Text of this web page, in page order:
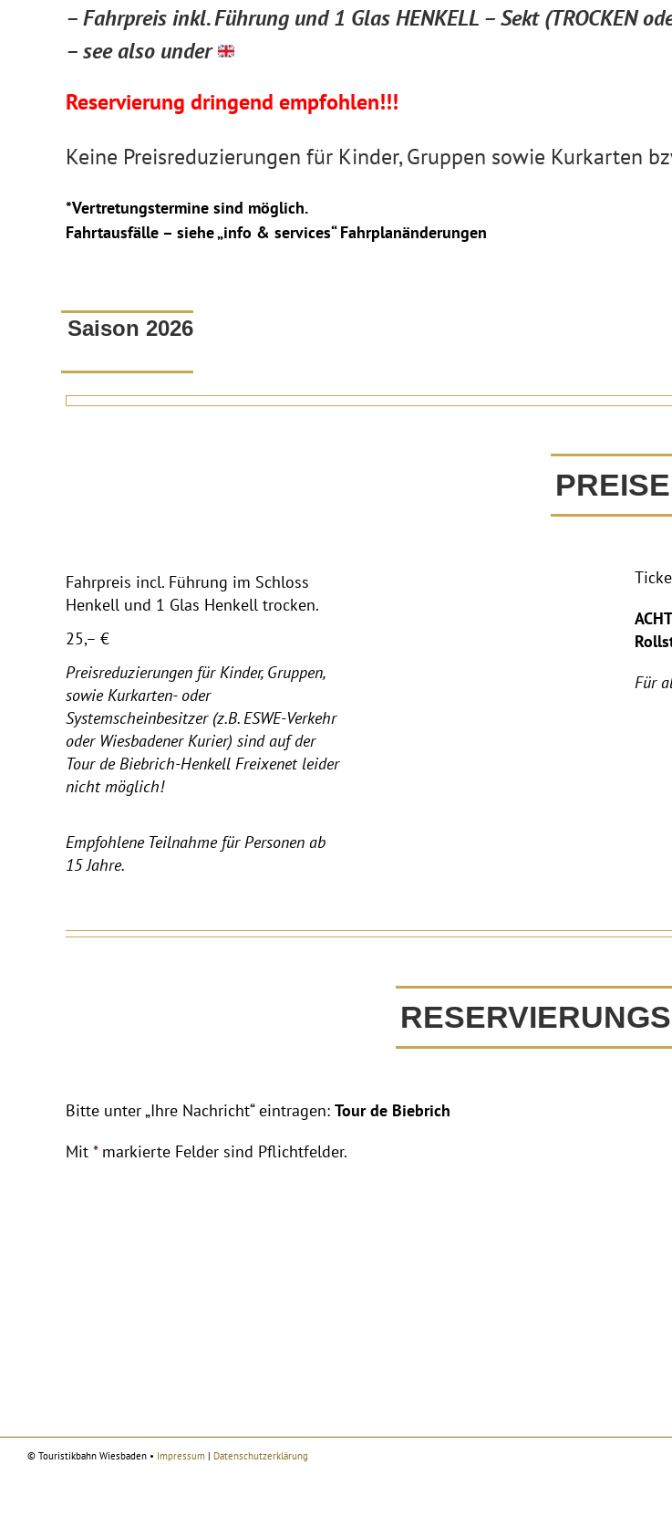
– Fahrpreis inkl. Führung und 1 Glas HENKELL – Sekt (TROCKEN
– see also under
Reservierung dringend empfohlen!!!
Keine Preisreduzierungen für Kinder, Gruppen sowie Kurkarten
*Vertretungstermine sind möglich.
Fahrtausfälle – siehe „info & services“ Fahrplanänderungen
Saison 2026
PREISE
Fahrpreis incl. Führung im Schloss
Henkell und 1 Glas Henkell trocken.
25,– €
Preisreduzierungen für Kinder, Gruppen,
sowie Kurkarten- oder
Systemscheinbesitzer (z.B. ESWE-Verkehr
oder Wiesbadener Kurier) sind auf der
Tour de Biebrich-Henkell Freixenet leider
nicht möglich!
Empfohlene Teilnahme für Personen ab
15 Jahre.
Für
Bitte unter „Ihre Nachricht“ eintragen: Tour de Biebrich
Mit *markierte Felder sind Pflichtfelder.
© Touristikbahn Wiesbaden • Impressum | Datenschutzerklärung